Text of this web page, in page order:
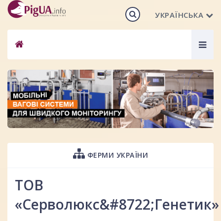
УКРАЇНСЬКА
ФЕРМИ УКРАЇНИ
ТОВ
«Серволюкс&#8722;Генетик»